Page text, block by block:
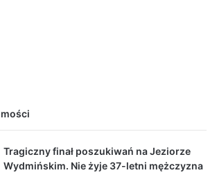
Tragiczny finał poszukiwań na Jeziorze
Wydmińskim. Nie żyje 37-letni mężczyzna